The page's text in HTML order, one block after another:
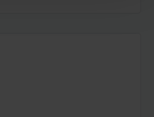
Website zu